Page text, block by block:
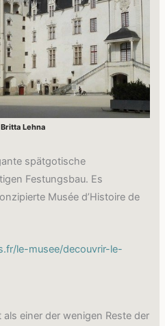
Lehna
spätgotische
Festungsbau. Es
Musée d’Histoire de
le-musee/decouvrir-le-
einer der wenigen Reste der